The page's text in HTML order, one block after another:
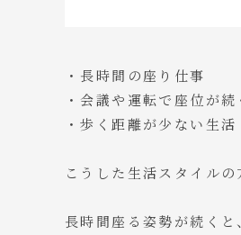
・長時間の座り仕事
・会議や運転で座位が続
・歩く距離が少ない生活
こうした生活スタイルの
長時間座る姿勢が続くと